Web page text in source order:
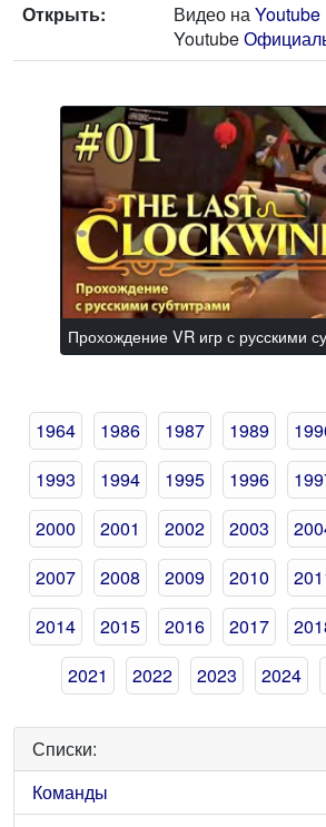
Открыть:
Видео наYoutube
Youtube
Прохождение VR игр с русскими
1964 1986 1987 1989
1993
1994 1995 1996
2000
2001 2002 2003
2007
2008 2009 2010
2014
2015 2016 2017
2021
2022 2023 2024
Списки:
Команды